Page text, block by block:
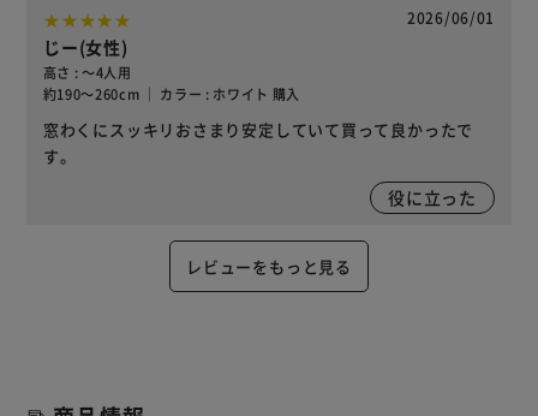
2026/06/01
じー(女性)
高さ : ～4人用
約190～260cm ｜ カラー : ホワイト 購入
窓わくにスッキリおさまり安定していて買って良かったで
す。
役に立った
レビューをもっと見る